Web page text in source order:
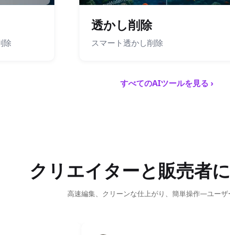
除
透かし削除
スマート透かし削除
すべてのAIツールを見る ›
クリエイターと販売者
高速編集、クリーンな仕上がり、簡単操作—ユーザ